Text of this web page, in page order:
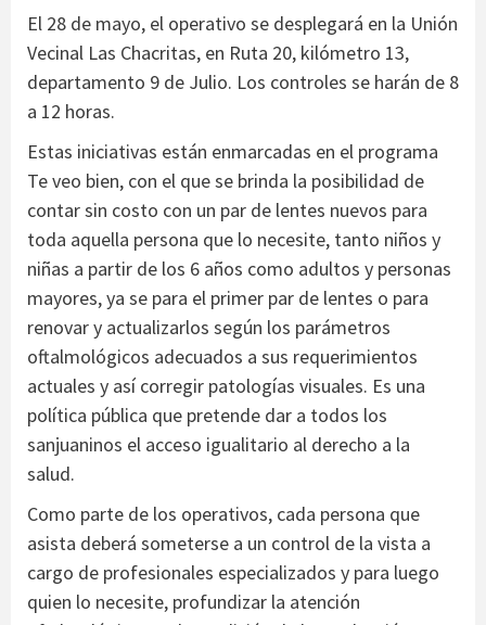
El 28 de mayo, el operativo se desplegará en la Unión
Vecinal Las Chacritas, en Ruta 20, kilómetro 13,
departamento 9 de Julio. Los controles se harán de 8
a 12 horas.
Estas iniciativas están enmarcadas en el programa
Te veo bien, con el que se brinda la posibilidad de
contar sin costo con un par de lentes nuevos para
toda aquella persona que lo necesite, tanto niños y
niñas a partir de los 6 años como adultos y personas
mayores, ya se para el primer par de lentes o para
renovar y actualizarlos según los parámetros
oftalmológicos adecuados a sus requerimientos
actuales y así corregir patologías visuales. Es una
política pública que pretende dar a todos los
sanjuaninos el acceso igualitario al derecho a la
salud.
Como parte de los operativos, cada persona que
asista deberá someterse a un control de la vista a
cargo de profesionales especializados y para luego
quien lo necesite, profundizar la atención